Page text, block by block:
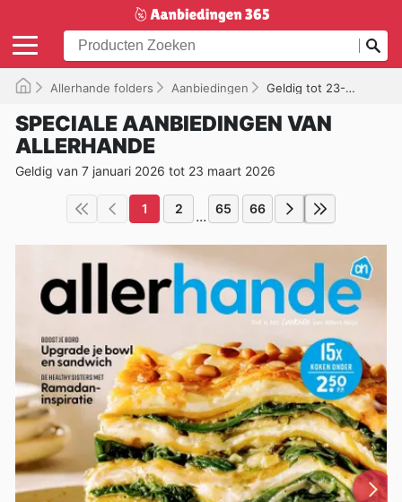
Allerhande folders Aanbiedingen Geldig tot 23-03-2026
SPECIALE AANBIEDINGEN VAN
ALLERHANDE
Geldig van 7 januari 2026 tot 23 maart 2026
1 2 ... 65 66